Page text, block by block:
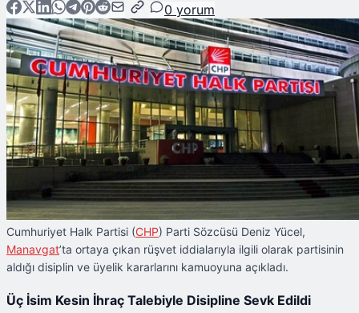
0 yorum
Cumhuriyet Halk Partisi (CHP) Parti Sözcüsü Deniz Yücel,
Manavgat’ta ortaya çıkan rüşvet iddialarıyla ilgili olarak partisinin
aldığı disiplin ve üyelik kararlarını kamuoyuna açıkladı.
Üç İsim Kesin İhraç Talebiyle Disipline Sevk Edildi